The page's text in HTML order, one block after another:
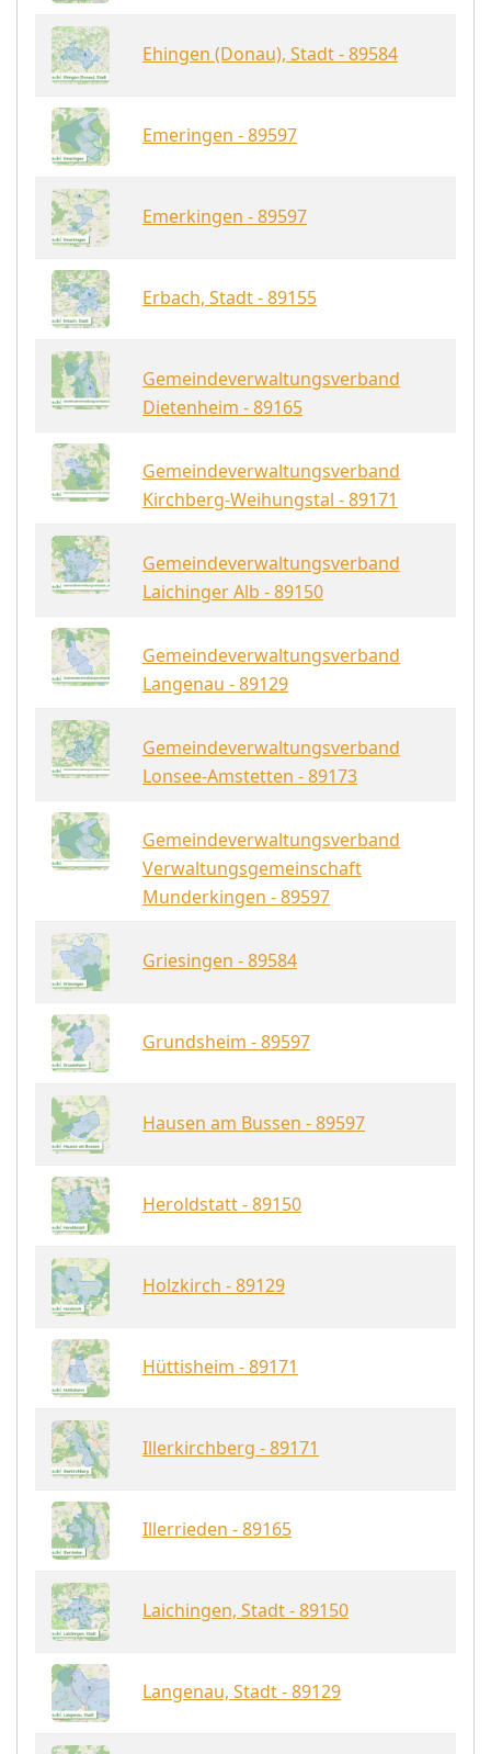
Ehingen (Donau), Stadt - 89584
Emeringen - 89597
Emerkingen - 89597
Erbach, Stadt - 89155
Gemeindeverwaltungsverband
Dietenheim - 89165
Gemeindeverwaltungsverband
Kirchberg-Weihungstal - 89171
Gemeindeverwaltungsverband
Laichinger Alb - 89150
Gemeindeverwaltungsverband
Langenau - 89129
Gemeindeverwaltungsverband
Lonsee-Amstetten - 89173
Gemeindeverwaltungsverband
Verwaltungsgemeinschaft
Munderkingen - 89597
Griesingen - 89584
Grundsheim - 89597
Hausen am Bussen - 89597
Heroldstatt - 89150
Holzkirch - 89129
Hüttisheim - 89171
Illerkirchberg - 89171
Illerrieden - 89165
Laichingen, Stadt - 89150
Langenau, Stadt - 89129